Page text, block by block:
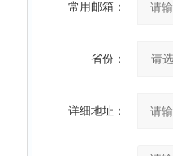
常用邮箱：
省份：
详细地址：